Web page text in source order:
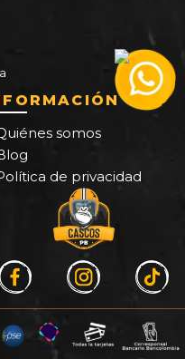
somos
de privacidad